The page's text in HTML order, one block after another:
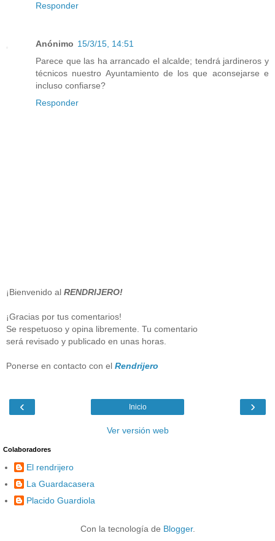
Responder
Anónimo 15/3/15, 14:51
Parece que las ha arrancado el alcalde; tendrá jardineros y
técnicos nuestro Ayuntamiento de los que aconsejarse e
incluso confiarse?
Responder
¡Bienvenido al RENDRIJERO!
¡Gracias por tus comentarios!
Se respetuoso y opina libremente. Tu comentario
será revisado y publicado en unas horas.
Ponerse en contacto con el Rendrijero
‹ ›
Inicio
Ver versión web
Colaboradores
El rendrijero
La Guardacasera
Placido Guardiola
Con la tecnología de Blogger.